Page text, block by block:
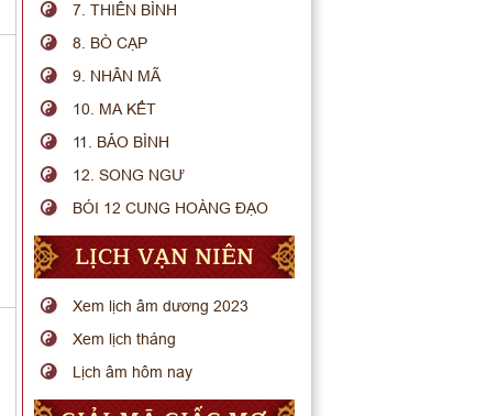
7. THIÊN BÌNH
8. BÒ CẠP
9. NHÂN MÃ
10. MA KẾT
11. BẢO BÌNH
12. SONG NGƯ
BÓI 12 CUNG HOÀNG ĐẠO
LỊCH VẠN NIÊN
Xem lịch âm dương 2023
Xem lịch tháng
Lịch âm hôm nay